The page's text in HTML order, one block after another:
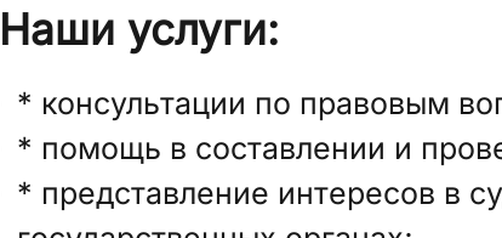
Наши услуги:
* консультации по правовым
* помощь в составлении и
* представление интересов в